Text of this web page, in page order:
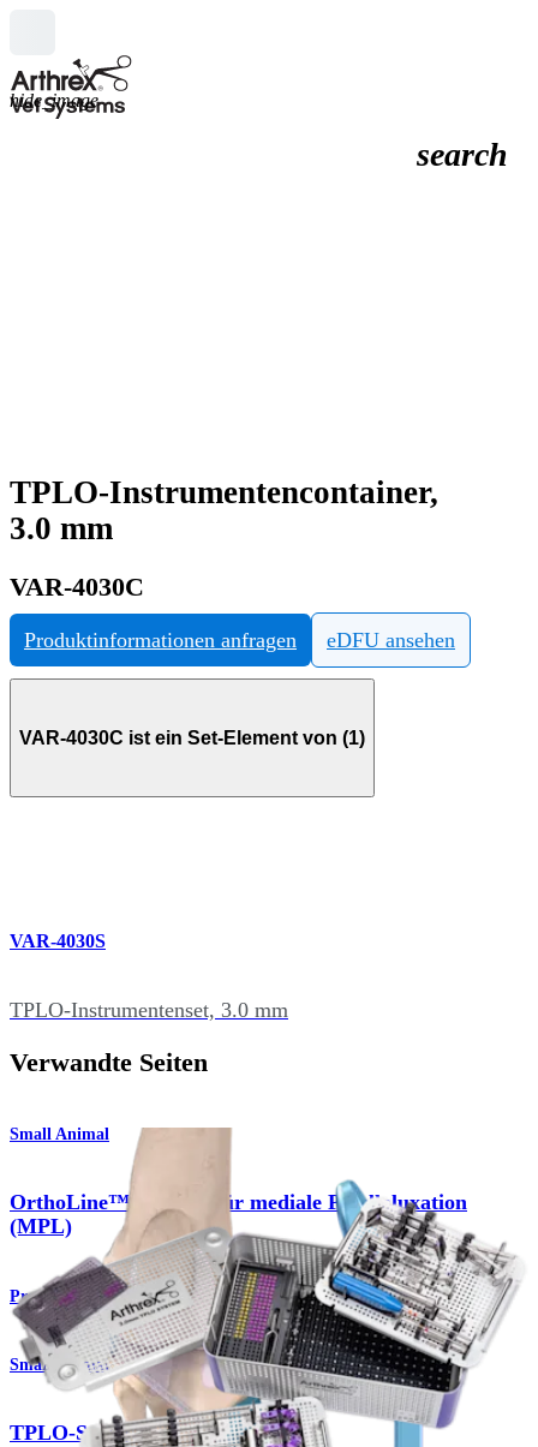
search
hide_image
TPLO-Instrumentencontainer,
3.0 mm
VAR-4030C
Produktinformationen anfragen eDFU ansehen
VAR-4030C ist ein Set-Element von (1)
VAR-4030S
TPLO-Instrumentenset, 3.0 mm
Verwandte Seiten
Small Animal
OrthoLine™ -System für mediale Patellaluxation
(MPL)
Produkt
Small Animal
TPLO-Sets und -Container